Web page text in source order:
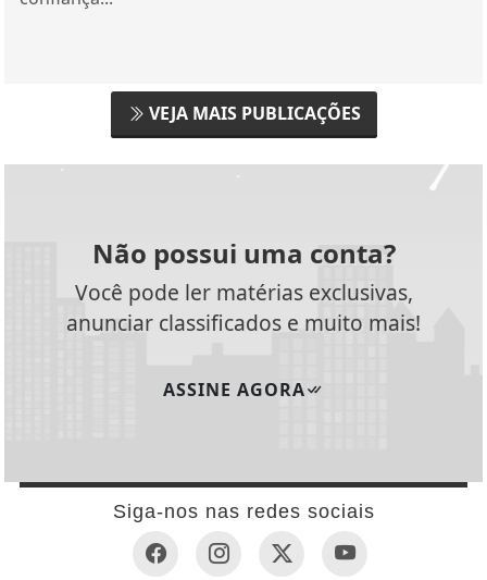
VEJA MAIS PUBLICAÇÕES
Não possui uma conta?
Você pode ler matérias exclusivas,
anunciar classificados e muito mais!
ASSINE AGORA
Siga-nos nas redes sociais